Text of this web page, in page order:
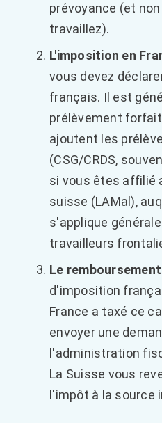
prévoyance (et
travaillez).
L'imposition en
vous devez
français. Il est
prélèvement
ajoutent les
(CSG/CRDS,
si vous êtes affilié
suisse (LAMal),
s'applique
travailleurs
Le
d'imposition
France a taxé ce
envoyer une
l'administration
La Suisse vous
l'impôt à la source